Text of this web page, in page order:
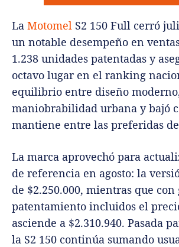
La Motomel S2 150 Full cerró
un notable desempeño en
1.238 unidades patentadas y
octavo lugar en el ranking
equilibrio entre diseño
maniobrabilidad urbana y bajó
mantiene entre las preferidas
La marca aprovechó para
de referencia en agosto: la
de $2.250.000, mientras que con
patentamiento incluidos el
asciende a $2.310.940. Pasada
la S2 150 continúa sumando